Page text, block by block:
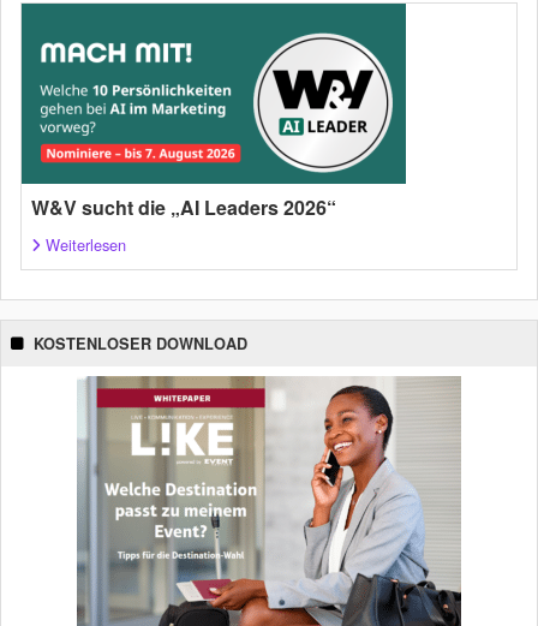
W&V sucht die „AI Leaders 2026“
Weiterlesen
KOSTENLOSER DOWNLOAD